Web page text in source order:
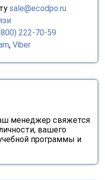
sale@ecodpo.ru
222-70-59
, Viber
менеджер свяжется
вашего
программы и